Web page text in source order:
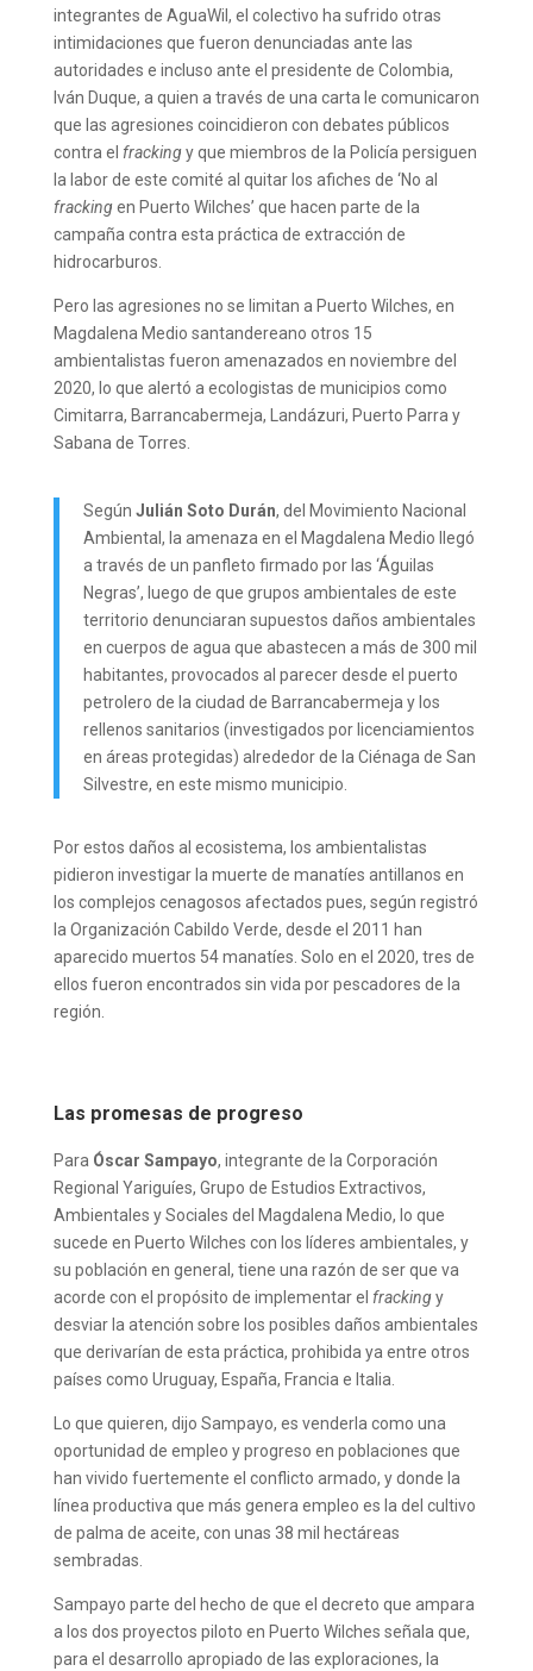
integrantes de AguaWil, el colectivo ha sufrido otras
intimidaciones que fueron denunciadas ante las
autoridades e incluso ante el presidente de Colombia,
Iván Duque, a quien a través de una carta le comunicaron
que las agresiones coincidieron con debates públicos
contra el frackingy que miembros de la Policía persiguen
la labor de este comité al quitar los afiches de ‘No al
frackingen Puerto Wilches’ que hacen parte de la
campaña contra esta práctica de extracción de
hidrocarburos.
Pero las agresiones no se limitan a Puerto Wilches, en
Magdalena Medio santandereano otros 15
ambientalistas fueron amenazados en noviembre del
2020, lo que alertó a ecologistas de municipios como
Cimitarra, Barrancabermeja, Landázuri, Puerto Parra y
Sabana de Torres.
Según Julián Soto Durán, del Movimiento Nacional
Ambiental, la amenaza en el Magdalena Medio llegó
a través de un panfleto firmado por las ‘Águilas
Negras’, luego de que grupos ambientales de este
territorio denunciaran supuestos daños ambientales
en cuerpos de agua que abastecen a más de 300 mil
habitantes, provocados al parecer desde el puerto
petrolero de la ciudad de Barrancabermeja y los
rellenos sanitarios (investigados por licenciamientos
en áreas protegidas) alrededor de la Ciénaga de San
Silvestre, en este mismo municipio.
Por estos daños al ecosistema, los ambientalistas
pidieron investigar la muerte de manatíes antillanos en
los complejos cenagosos afectados pues, según registró
la Organización Cabildo Verde, desde el 2011 han
aparecido muertos 54 manatíes. Solo en el 2020, tres de
ellos fueron encontrados sin vida por pescadores de la
región.
Las promesas de progreso
Para Óscar Sampayo, integrante de la Corporación
Regional Yariguíes, Grupo de Estudios Extractivos,
Ambientales y Sociales del Magdalena Medio, lo que
sucede en Puerto Wilches con los líderes ambientales, y
su población en general, tiene una razón de ser que va
acorde con el propósito de implementar el frackingy
desviar la atención sobre los posibles daños ambientales
que derivarían de esta práctica, prohibida ya entre otros
países como Uruguay, España, Francia e Italia.
Lo que quieren, dijo Sampayo, es venderla como una
oportunidad de empleo y progreso en poblaciones que
han vivido fuertemente el conflicto armado, y donde la
línea productiva que más genera empleo es la del cultivo
de palma de aceite, con unas 38 mil hectáreas
sembradas.
Sampayo parte del hecho de que el decreto que ampara
a los dos proyectos piloto en Puerto Wilches señala que,
para el desarrollo apropiado de las exploraciones, la